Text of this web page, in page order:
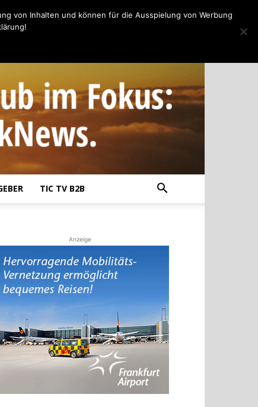
TIC TV B2B
Anzeige
von Inhalten und können für die Ausspielung von Werbung